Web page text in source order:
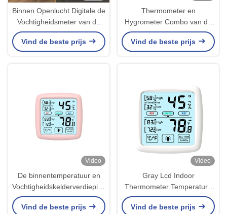
Binnen Openlucht Digitale de
Vochtigheidsmeter van de
Thermometerhygrometer
voor Incubator Combo
Vind de beste prijs
Thermometer en
Hygrometer Combo van de
incubator de Openlucht
Binnen Digitale Serre
Vind de beste prijs
Video
De binnentemperatuur en
Vochtigheidskelderverdieping
van de de
Monitorslaapkamer van de
Vind de beste prijs
Video
Gray Lcd Indoor
Thermometer Temperature
en Vochtigheidsmonitor met
Digitale Hygrometer
Vind de beste prijs